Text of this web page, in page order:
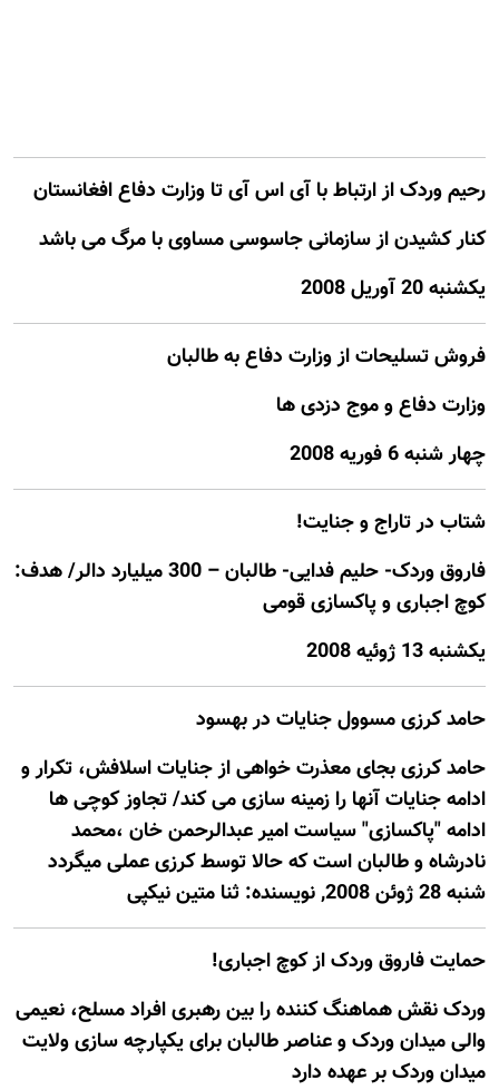
رحيم وردک از ارتباط با آی اس آی تا وزارت دفاع افغانستان
کنار کشيدن از سازمانی جاسوسی مساوی با مرگ می باشد
يكشنبه 20 آوريل 2008
فروش تسليحات از وزارت دفاع به طالبان
وزارت دفاع و موج دزدی ها
چهار شنبه 6 فوريه 2008
شتاب در تاراج و جنایت!
فاروق وردک- حليم فدایی- طالبان – 300 ميليارد دالر/ هدف:
کوچ اجباری و پاکسازی قومی
يكشنبه 13 ژوئيه 2008
حامد کرزی مسوول جنایات در بهسود
حامد کرزی بجای معذرت خواهی از جنایات اسلافش، تکرار و
ادامه جنایات آنها را زمینه سازی می کند/ تجاوز کوچی ها
ادامه "پاکسازی" سیاست امیر عبدالرحمن خان ،محمد
نادرشاه و طالبان است که حالا توسط کرزی عملی میگردد
شنبه 28 ژوئن 2008, نويسنده: ثنا متین نیکپی
حمايت فاروق وردک از کوچ اجباری!
وردک نقش هماهنگ کننده را بين رهبری افراد مسلح، نعيمی
والی ميدان وردک و عناصر طالبان برای يکپارچه سازی ولايت
ميدان وردک بر عهده دارد